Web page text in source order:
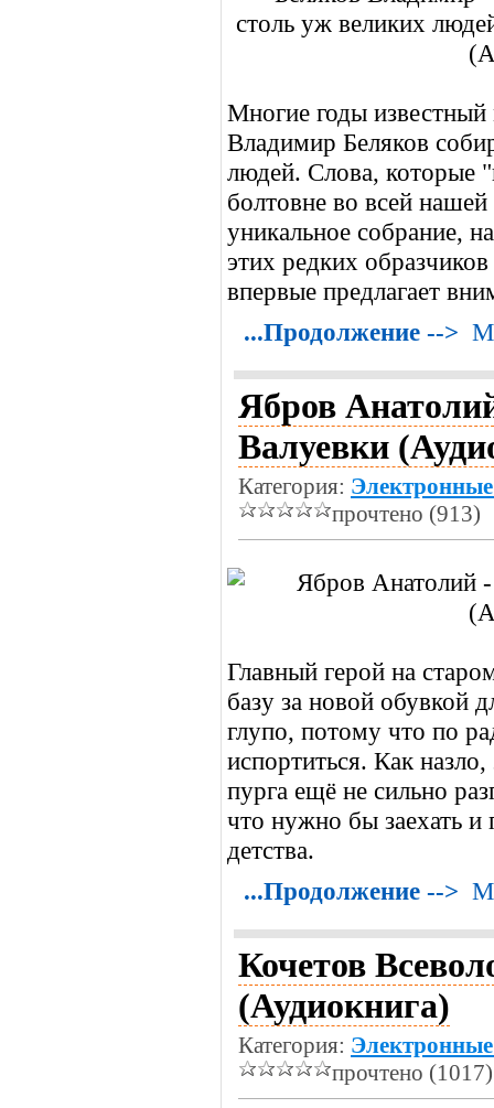
Многие годы известный
Владимир Беляков
людей. Слова, которые
болтовне во всей
уникальное собрание,
этих редких
впервые предлагает
...Продолжение -->
Ябров
Валуевки
Категория:
прочтено (913)
Главный герой на
базу за новой обувкой
глупо, потому что по
испортиться. Как
пурга ещё не сильно
что нужно бы заехать и
детства.
...Продолжение -->
Кочетов
(Аудиокнига)
Категория:
прочтено (1017)